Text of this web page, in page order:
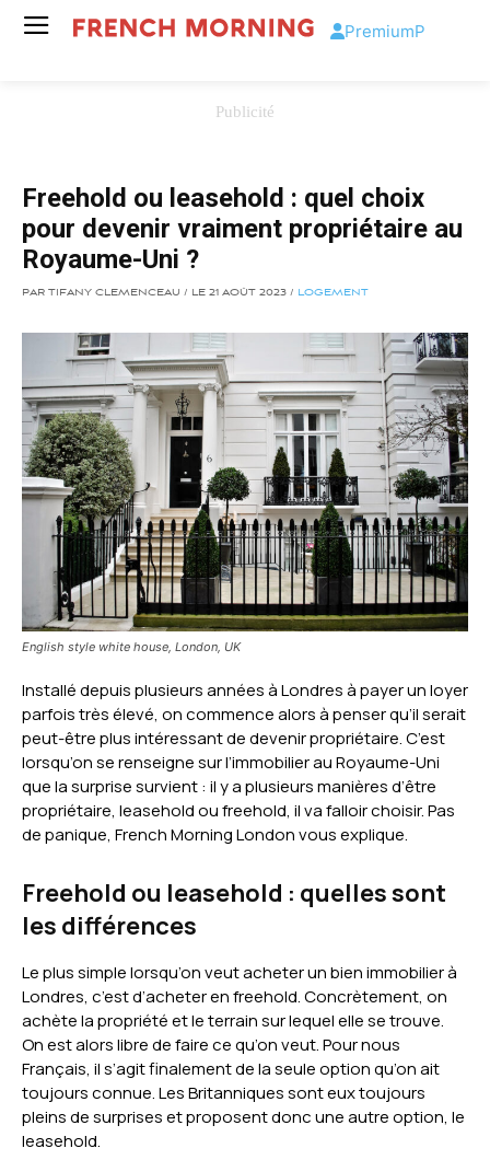
PremiumP
Freehold ou leasehold : quel choix
pour devenir vraiment propriétaire au
Royaume-Uni ?
PAR TIFANY CLEMENCEAU / LE 21 AOÛT 2023 / LOGEMENT
English style white house, London, UK
Installé depuis plusieurs années à Londres à payer un loyer
parfois très élevé, on commence alors à penser qu’il serait
peut-être plus intéressant de devenir propriétaire. C’est
lorsqu’on se renseigne sur l’immobilier au Royaume-Uni
que la surprise survient : il y a plusieurs manières d’être
propriétaire, leasehold ou freehold, il va falloir choisir. Pas
de panique, French Morning London vous explique.
Freehold ou leasehold : quelles sont
les différences
Le plus simple lorsqu’on veut acheter un bien immobilier à
Londres, c’est d’acheter en freehold. Concrètement, on
achète la propriété et le terrain sur lequel elle se trouve.
On est alors libre de faire ce qu’on veut. Pour nous
Français, il s’agit finalement de la seule option qu’on ait
toujours connue. Les Britanniques sont eux toujours
pleins de surprises et proposent donc une autre option, le
leasehold.